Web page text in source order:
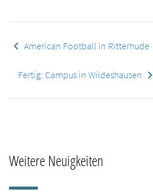
keyboard_arrow_left American Football in Ritterhude
Fertig: Campus in Wildeshausen keyboard_arrow_right
Weitere Neuigkeiten